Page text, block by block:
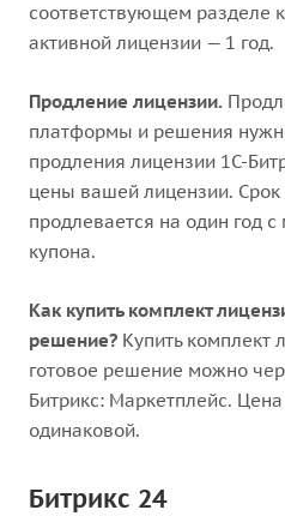
соответствующем разделе
активной лицензии — 1 год.
Продление лицензии.
платформы и решения
продления лицензии 1С-
цены вашей лицензии. Срок
продлевается на один год
купона.
Как купить комплект
решение? Купить комплект
готовое решение можно
Битрикс: Маркетплейс.
одинаковой.
Битрикс 24